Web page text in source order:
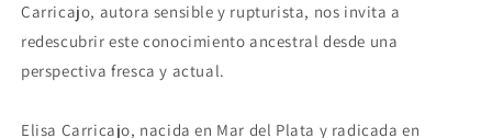
Carricajo, autora sensible y rupturista, nos invita a
redescubrir este conocimiento ancestral desde una
perspectiva fresca y actual.
Elisa Carricajo, nacida en Mar del Plata y radicada en